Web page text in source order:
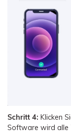
Schritt 4: Klicken
Software wird alle